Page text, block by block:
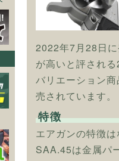
2022年7月28日
が高いと評され
バリエーション
売されています。
特徴
エアガンの特徴
SAA.45は金属パ